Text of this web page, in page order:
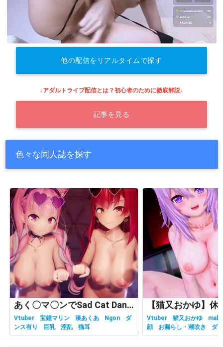
他の配信をリアルタイムで探す
↓アダルトライブ配信とは？初心者のために徹底解説↓
記事を見る
色々な同人誌を探す
あく〇マ〇ンでSad Cat Dance
Vtuber 宝鐘マリン 湊あくあ Ngon
ダ
ンス有り
巨乳 淫乱 猫耳
Vtuber 猫又おかゆ
顔
お漏らし・潮吹き
ダ
有り
ホロライブ
主観視点